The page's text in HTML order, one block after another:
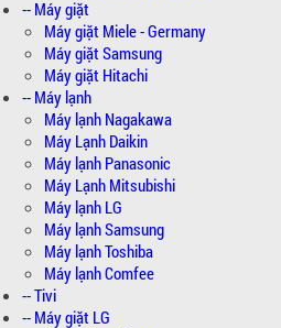
-- Máy giặt
Máy giặt Miele - Germany
Máy giặt Samsung
Máy giặt Hitachi
-- Máy lạnh
Máy lạnh Nagakawa
Máy Lạnh Daikin
Máy lạnh Panasonic
Máy Lạnh Mitsubishi
Máy lạnh LG
Máy lạnh Samsung
Máy lạnh Toshiba
Máy lạnh Comfee
-- Tivi
-- Máy giặt LG